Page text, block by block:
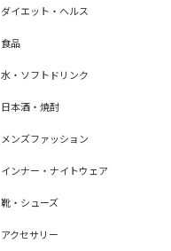
ダイエット・ヘルス
食品
水・ソフトドリンク
日本酒・焼酎
メンズファッション
インナー・ナイトウェア
靴・シューズ
アクセサリー